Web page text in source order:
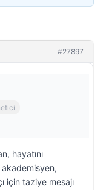
#27897
hayatını
akademisyen,
için taziye mesajı